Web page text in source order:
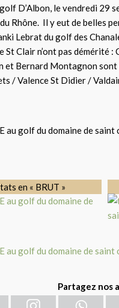
D’Albon, le vendredi 29
Rhône. Il y eut de belles
Lebrat du golf des
Clair n’ont pas démérité
et Bernard Montagnon
/ Valence St Didier /
en « BRUT »
Partagez nos